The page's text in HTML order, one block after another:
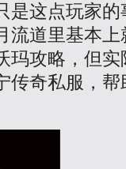
是这点玩家
流道里基本
玛攻略，但
传奇私服，